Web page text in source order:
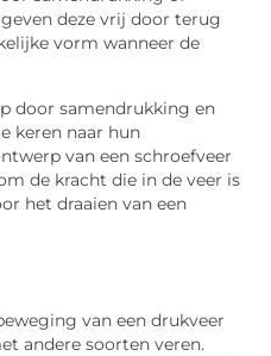
deze vrij door terug
vorm wanneer de
door samendrukking en
keren naar hun
van een schroefveer
de kracht die in de veer is
het draaien van een
van een drukveer
andere soorten veren.